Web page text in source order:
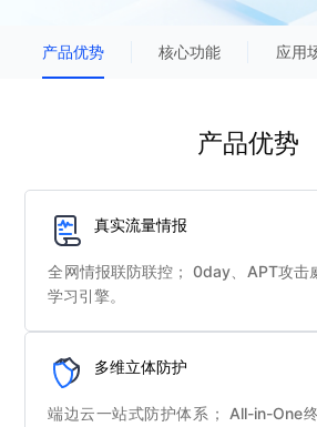
产品优势 核心功能 应用
产品优势
真实流量情报
全网情报联防联控； 0day、APT攻击
学习引擎。
多维立体防护
端边云一站式防护体系； All-in-One